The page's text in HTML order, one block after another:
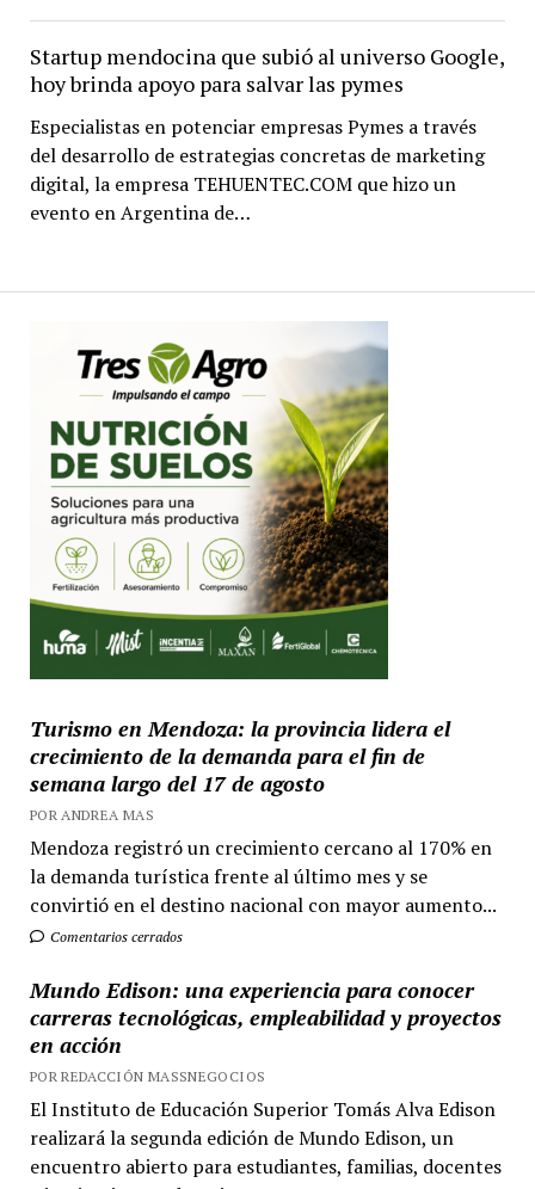
Startup mendocina que subió al universo Google,
hoy brinda apoyo para salvar las pymes
Especialistas en potenciar empresas Pymes a través
del desarrollo de estrategias concretas de marketing
digital, la empresa TEHUENTEC.COM que hizo un
evento en Argentina de…
Turismo en Mendoza: la provincia lidera el
crecimiento de la demanda para el fin de
semana largo del 17 de agosto
POR ANDREA MAS
Mendoza registró un crecimiento cercano al 170% en
la demanda turística frente al último mes y se
convirtió en el destino nacional con mayor aumento...
Comentarios cerrados
Mundo Edison: una experiencia para conocer
carreras tecnológicas, empleabilidad y proyectos
en acción
POR REDACCIÓN MASSNEGOCIOS
El Instituto de Educación Superior Tomás Alva Edison
realizará la segunda edición de Mundo Edison, un
encuentro abierto para estudiantes, familias, docentes